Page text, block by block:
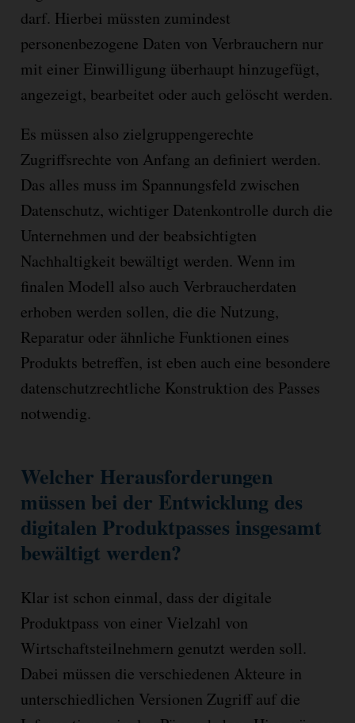
darf. Hierbei müssten zumindest
personenbezogene Daten von Verbrauchern nur
mit einer Einwilligung überhaupt hinzugefügt,
angezeigt, bearbeitet oder auch gelöscht werden.
Es müssen also zielgruppengerechte
Zugriffsrechte von Anfang an definiert werden.
Das alles muss im Spannungsfeld zwischen
Datenschutz, wichtiger Datenkontrolle durch die
Unternehmen und der beabsichtigten
Nachhaltigkeit bewältigt werden. Wenn im
finalen Modell also auch Verbraucherdaten
erhoben werden sollen, die die Nutzung,
Reparatur oder ähnliche Funktionen eines
Produkts betreffen, ist eben auch eine besondere
datenschutzrechtliche Konstruktion des Passes
notwendig.
Welcher Herausforderungen
müssen bei der Entwicklung des
digitalen Produktpasses insgesamt
bewältigt werden?
Klar ist schon einmal, dass der digitale
Produktpass von einer Vielzahl von
Wirtschaftsteilnehmern genutzt werden soll.
Dabei müssen die verschiedenen Akteure in
unterschiedlichen Versionen Zugriff auf die